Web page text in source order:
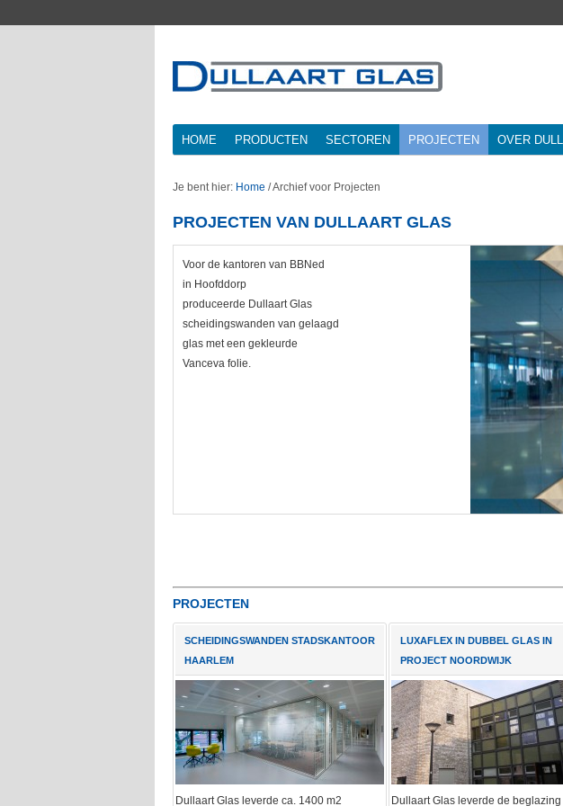
HOME PRODUCTEN SECTOREN PROJECTEN OVER
Je bent hier: Home /Archief voor Projecten
PROJECTEN VAN DULLAART GLAS
Voor de kantoren van BBNed
in Hoofddorp
produceerde Dullaart Glas
scheidingswanden van gelaagd
glas met een gekleurde
Vanceva folie.
PROJECTEN
SCHEIDINGSWANDEN STADSKANTOOR
HAARLEM
Dullaart Glas leverde ca. 1400 m2
LUXAFLEX IN DUBBEL GLAS IN
PROJECT NOORDWIJK
Dullaart Glas leverde de